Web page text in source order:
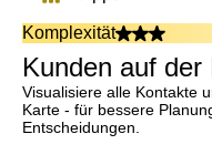
Komplexität
Kunden auf der
Visualisiere alle Kontakte
Karte - für bessere
Entscheidungen.